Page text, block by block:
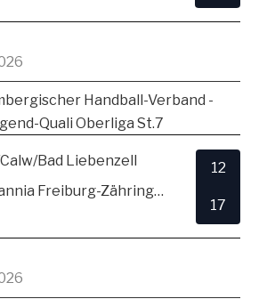
Handball-Verband -
Quali Oberliga St.7
Bad Liebenzell
TSV Alemannia Freiburg-Zähringen
12
17